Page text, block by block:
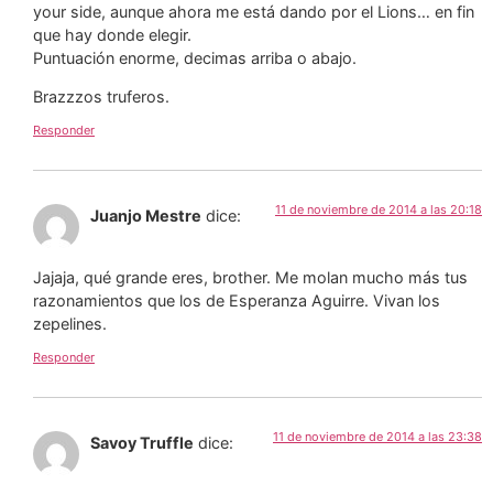
your side, aunque ahora me está dando por el Lions… en fin
que hay donde elegir.
Puntuación enorme, decimas arriba o abajo.
Brazzzos truferos.
Responder
Juanjo Mestre dice: 11 de noviembre de 2014 a las 20:18
Jajaja, qué grande eres, brother. Me molan mucho más tus
razonamientos que los de Esperanza Aguirre. Vivan los
zepelines.
Responder
Savoy Truffle dice: 11 de noviembre de 2014 a las 23:38